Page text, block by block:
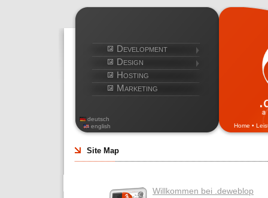
Development
Design
Hosting
Marketing
deutsch
english
Home •
Site Map
Willkommen bei .deweblop